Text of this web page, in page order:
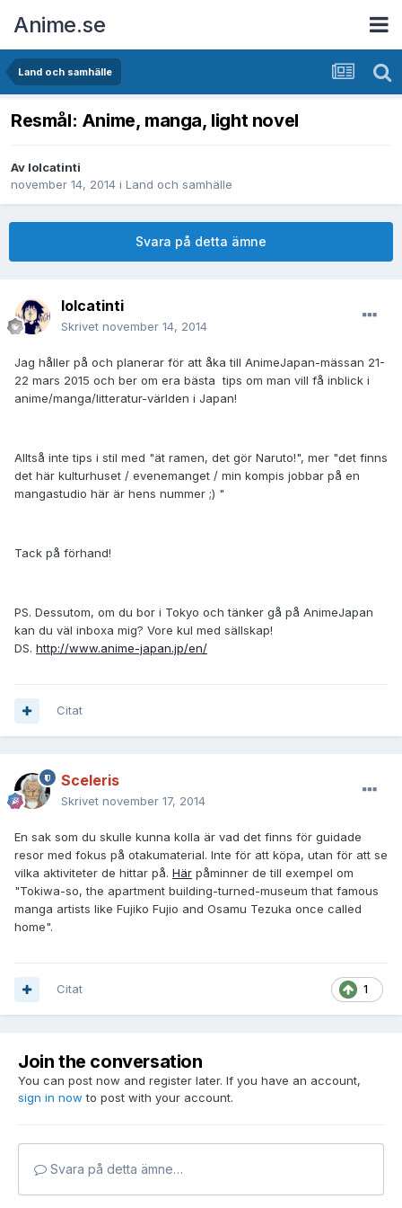
Anime.se
Land och samhälle
Resmål: Anime, manga, light novel
Av lolcatinti
november 14, 2014 i Land och samhälle
Svara på detta ämne
lolcatinti
Skrivet november 14, 2014
Jag håller på och planerar för att åka till AnimeJapan-mässan 21-
22 mars 2015 och ber om era bästa tips om man vill få inblick i
anime/manga/litteratur-världen i Japan!
Alltså inte tips i stil med "ät ramen, det gör Naruto!", mer "det finns
det här kulturhuset / evenemanget / min kompis jobbar på en
mangastudio här är hens nummer ;) "
Tack på förhand!
PS. Dessutom, om du bor i Tokyo och tänker gå på AnimeJapan
kan du väl inboxa mig? Vore kul med sällskap!
DS. http://www.anime-japan.jp/en/
Citat
Sceleris
Skrivet november 17, 2014
En sak som du skulle kunna kolla är vad det finns för guidade
resor med fokus på otakumaterial. Inte för att köpa, utan för att se
vilka aktiviteter de hittar på. Här påminner de till exempel om
"Tokiwa-so, the apartment building-turned-museum that famous
manga artists like Fujiko Fujio and Osamu Tezuka once called
home".
1
Citat
Join the conversation
You can post now and register later. If you have an account,
sign in now to post with your account.
Svara på detta ämne…